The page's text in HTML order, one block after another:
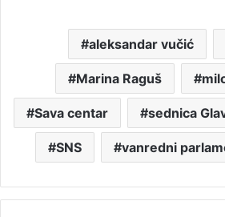
aleksandar vučić
Marina Raguš
Sava centar sednica
SNS vanredni